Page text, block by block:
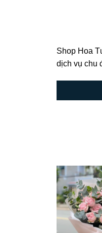
Shop Hoa
dịch vụ chu